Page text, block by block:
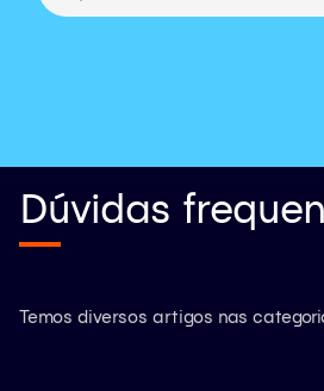
Dúvidas
Temos diversos artigos nas